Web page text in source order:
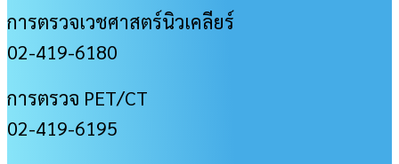
การตรวจเวชศาสตร์นิวเคลียร์
02-419-6180
การตรวจ PET/CT
02-419-6195